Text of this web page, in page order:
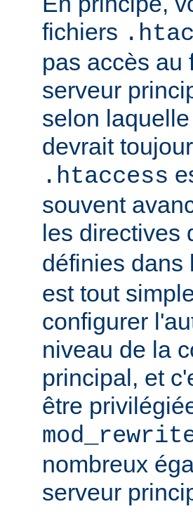
fichiers
pas accès au
serveur
selon
devrait
.htaccess
souvent
les directives
définies dans
est tout
configurer
niveau de la
principal, et
être
nombreux
serveur